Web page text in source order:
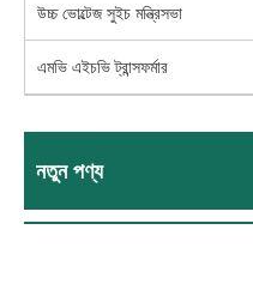
উচ্চ ভোল্টেজ সুইচ মন্ত্রিসভা
এমভি এইচভি ট্রান্সফর্মার
নতুন পণ্য